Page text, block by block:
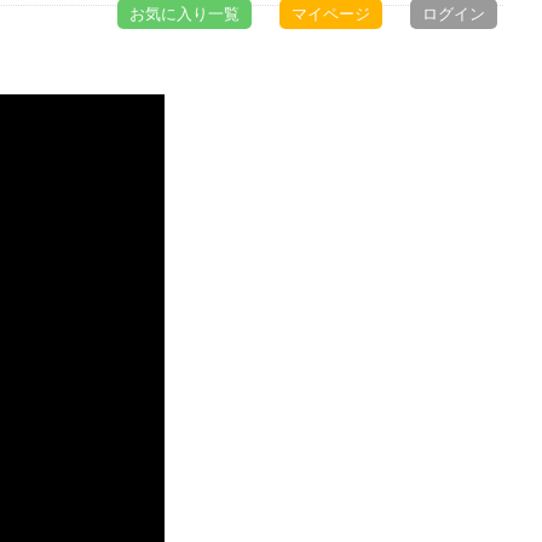
お気に入り一覧 マイページ ログイン